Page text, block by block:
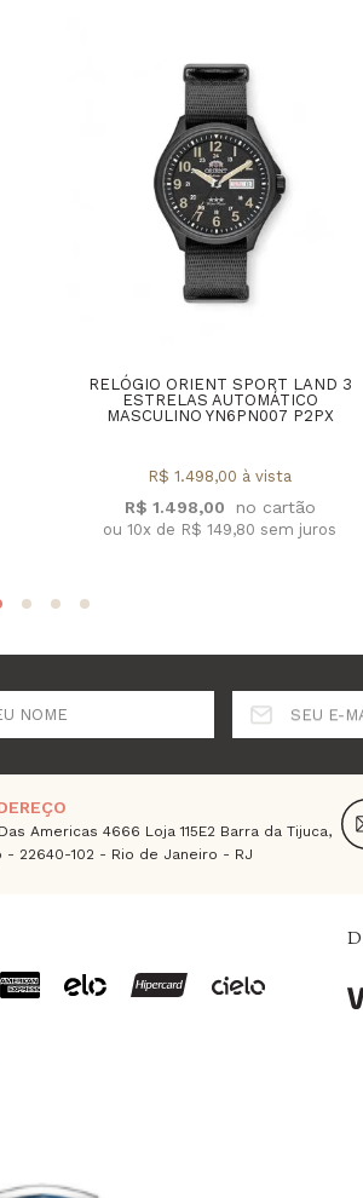
RELÓGIO ORIENT SPORT LAND 3
ESTRELAS AUTOMÁTICO
MASCULINO YN6PN007 P2PX
R$ 1.498,00
R$ 1.498,00 à vista
ou 10x de R$ 149,80 sem juros
NOME SEU E-
Americas 4666 Loja 115E2 Barra da Tijuca,
- 22640-102 - Rio de Janeiro - RJ